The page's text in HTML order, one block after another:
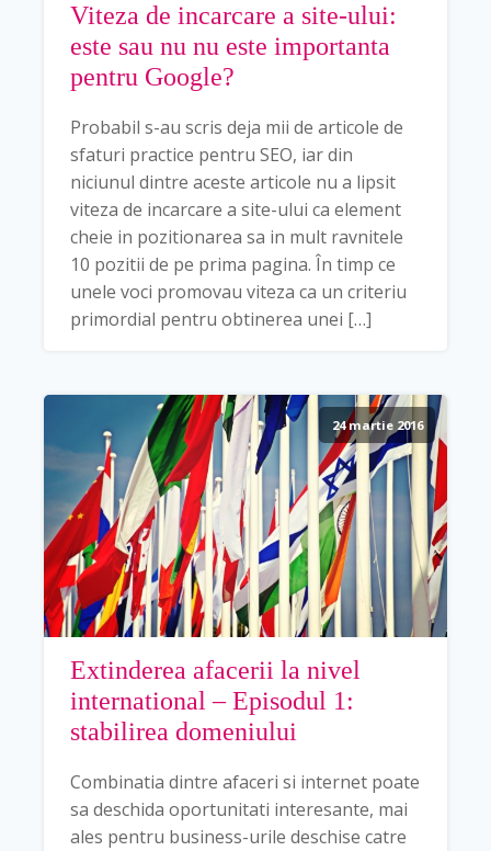
Viteza de incarcare a site-ului:
este sau nu nu este importanta
pentru Google?
Probabil s-au scris deja mii de articole de
sfaturi practice pentru SEO, iar din
niciunul dintre aceste articole nu a lipsit
viteza de incarcare a site-ului ca element
cheie in pozitionarea sa in mult ravnitele
10 pozitii de pe prima pagina. În timp ce
unele voci promovau viteza ca un criteriu
primordial pentru obtinerea unei […]
24 martie 2016
Extinderea afacerii la nivel
international – Episodul 1:
stabilirea domeniului
Combinatia dintre afaceri si internet poate
sa deschida oportunitati interesante, mai
ales pentru business-urile deschise catre